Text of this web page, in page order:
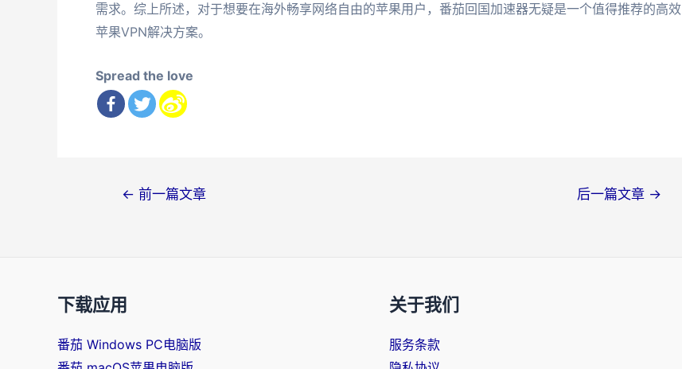
需求。综上所述，对于想要在海外畅享网络自由的苹果用户，番茄回国加速器无疑是一个值得推荐的高效
苹果VPN解决方案。
Spread the love
← 前一篇文章 后一篇文章 →
下载应用
番茄 Windows PC电脑版
关于我们
服务条款